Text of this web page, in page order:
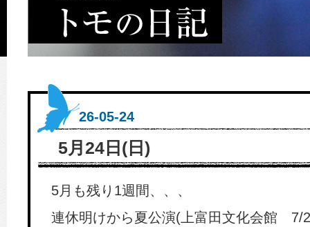
26-05-24
5月24日(日)
5月も残り1週間、、、
連休明けから夏公演(上富田文化会館 7/